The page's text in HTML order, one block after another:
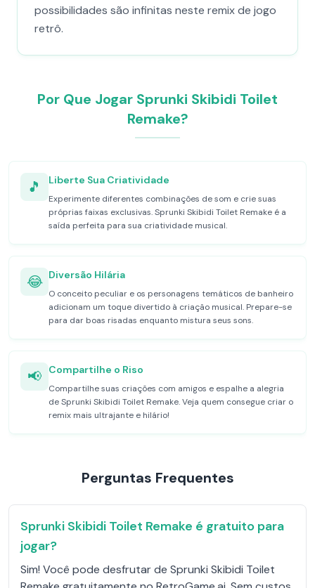
possibilidades são infinitas neste remix de jogo
retrô.
Por Que Jogar Sprunki Skibidi Toilet
Remake?
🎵 Liberte Sua Criatividade
Experimente diferentes combinações de som e crie suas
próprias faixas exclusivas. Sprunki Skibidi Toilet Remake é a
saída perfeita para sua criatividade musical.
😂 Diversão Hilária
O conceito peculiar e os personagens temáticos de banheiro
adicionam um toque divertido à criação musical. Prepare-se
para dar boas risadas enquanto mistura seus sons.
📢 Compartilhe o Riso
Compartilhe suas criações com amigos e espalhe a alegria
de Sprunki Skibidi Toilet Remake. Veja quem consegue criar o
remix mais ultrajante e hilário!
Perguntas Frequentes
Sprunki Skibidi Toilet Remake é gratuito para
jogar?
Sim! Você pode desfrutar de Sprunki Skibidi Toilet